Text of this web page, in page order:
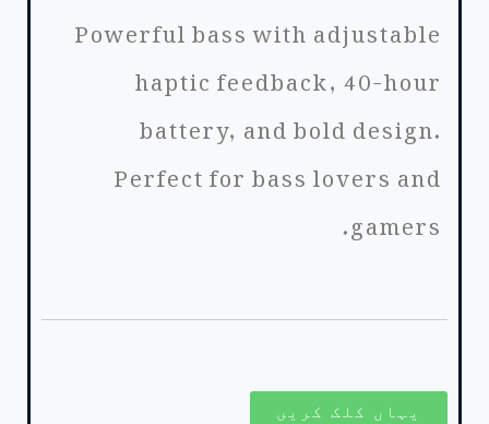
Powerful bass with adjustable
haptic feedback, 40-hour
battery, and bold design.
Perfect for bass lovers and
gamers.
یہاں کلک کریں